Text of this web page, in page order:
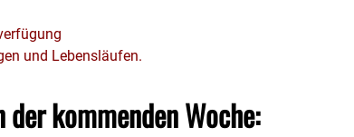
und Lebensläufen.
kommenden Woche: